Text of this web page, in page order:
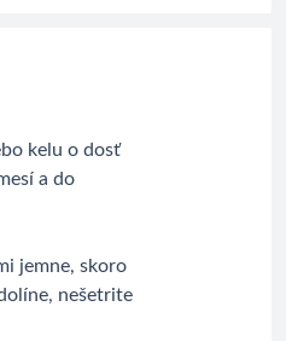
kelu o dosť
a do
jemne, skoro
nešetrite